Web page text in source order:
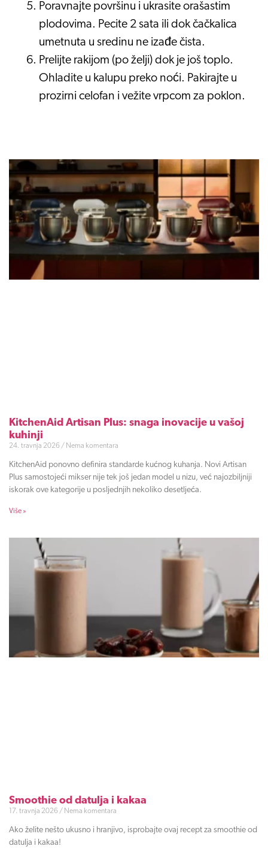
Poravnajte površinu i ukrasite orašastim
plodovima. Pecite 2 sata ili dok čačkalica
umetnuta u sredinu ne izađe čista.
Prelijte rakijom (po želji) dok je još toplo.
Ohladite u kalupu preko noći. Pakirajte u
prozirni celofan i vežite vrpcom za poklon.
KitchenAid Artisan Plus: snaga inovacije u vašoj
kuhinji
24. travnja 2026 Nema komentara
KitchenAid ponovno definira standarde kućnog kuhanja. Novi Artisan
Plus samostojeći mikser nije tek još jedan model u nizu, već najozbiljniji
iskorak ove kategorije u posljednjih nekoliko desetljeća.
Više »
Smoothie od datulja i kakaa
17. travnja 2026 Nema komentara
Ako želite nešto ukusno i hranjivo, isprobajte ovaj recept za smoothie od
datulja i kakaa!